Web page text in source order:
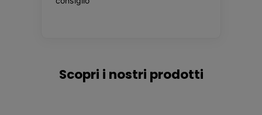
Scopri i nostri prodotti